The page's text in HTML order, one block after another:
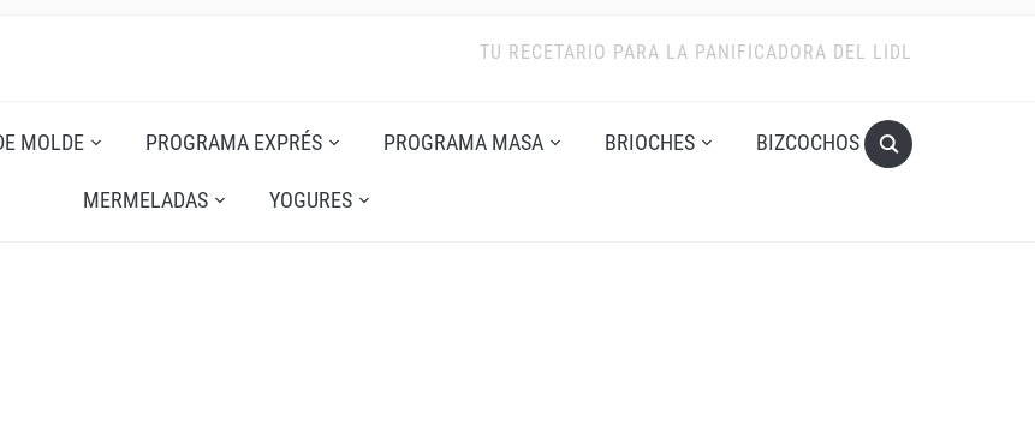
TU RECETARIO PARA LA PANIFICADORA DEL LIDL
MOLDE PROGRAMA EXPRÉS PROGRAMA MASA BRIOCHES BIZCOCHOS
MERMELADAS YOGURES